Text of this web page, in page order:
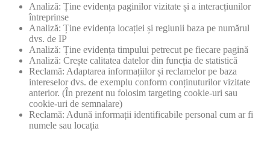
Analiză: Ține evidența paginilor vizitate și a interacțiunilor
întreprinse
Analiză: Ține evidența locației și regiunii baza pe numărul
dvs. de IP
Analiză: Ține evidența timpului petrecut pe fiecare pagină
Analiză: Crește calitatea datelor din funcția de statistică
Reclamă: Adaptarea informațiilor și reclamelor pe baza
intereselor dvs. de exemplu conform conținuturilor vizitate
anterior. (În prezent nu folosim targeting cookie-uri sau
cookie-uri de semnalare)
Reclamă: Adună informații identificabile personal cum ar fi
numele sau locația